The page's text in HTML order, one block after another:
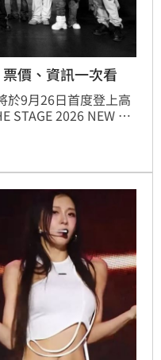
價、資訊一次看
於9月26日首度登上高
STAGE 2026 NEW
粉絲見面。